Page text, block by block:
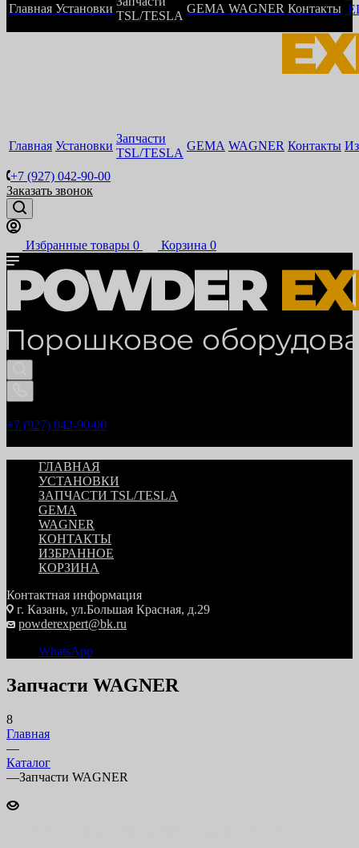
Главная Установки
TSL/TESLA
GEMA WAGNER Контакты
Главная Установки
Запчасти
TSL/TESLA
GEMA WAGNER Контакты
+7 (927) 042-90-00
Заказать звонок
Избранные товары 0 Корзина 0
+7 (927) 042-90-00
ГЛАВНАЯ
УСТАНОВКИ
ЗАПЧАСТИ TSL/TESLA
GEMA
WAGNER
КОНТАКТЫ
ИЗБРАННОЕ
КОРЗИНА
Контактная информация
г. Казань, ул.Большая Красная, д.29
powderexpert@bk.ru
WhatsApp
Запчасти WAGNER
8
Главная
—
Каталог
—Запчасти WAGNER